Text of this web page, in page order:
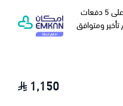
وقسّمها على 5 دفعات
ومتوافق
1,150